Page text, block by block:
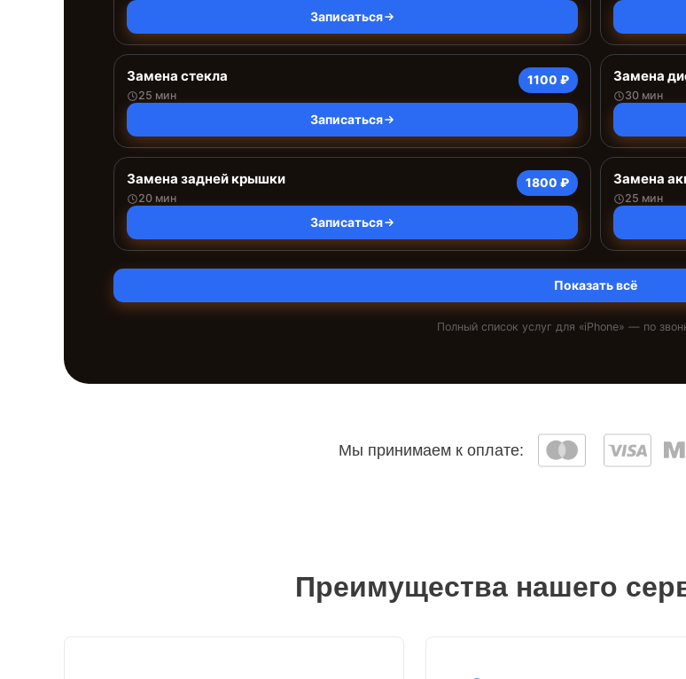
Записаться
Замена стекла
25 мин
1100 ₽
Записаться
Замена
30 мин
Замена задней крышки
20 мин
1800 ₽
Записаться
Замена
25 мин
Показать всё
Полный список услуг для «iPhone» — по
Мы принимаем к оплате:
Преимущества нашего